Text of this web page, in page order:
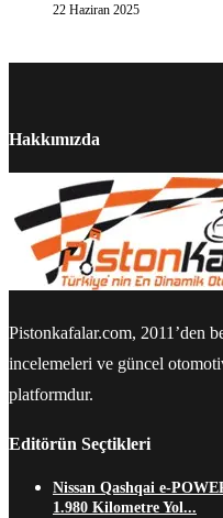
22 Haziran 2025
Hakkımızda
Pistonkafalar.com, 2011’den
incelemeleri ve güncel
platformdur.
Editörün Seçtikleri
Nissan Qashqai e-
1.980 Kilometre Yol...